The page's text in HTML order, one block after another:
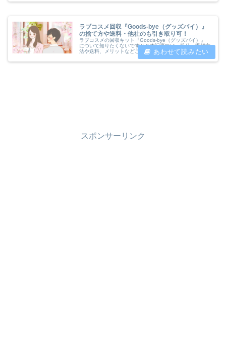
ラブコスメ回収『Goods-bye（グッズバイ）』
の捨て方や送料・他社のも引き取り可！
ラブコスメの回収キット『Goods-bye（グッズバイ）』
について知りたくないですか？本記事では、処分・返却方
法や送料、メリットなどご紹介しています。他社のグッズ
も引き取ってくれますよ！
スポンサーリンク